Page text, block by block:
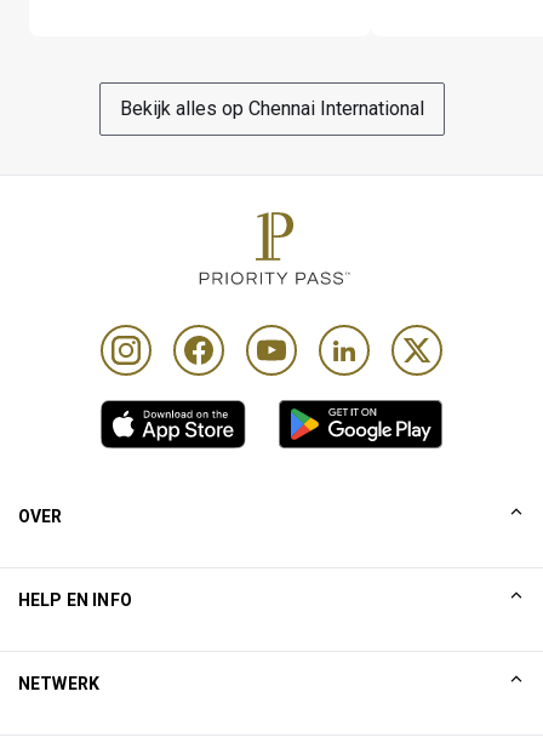
Bekijk alles op Chennai International
OVER
HELP EN INFO
NETWERK